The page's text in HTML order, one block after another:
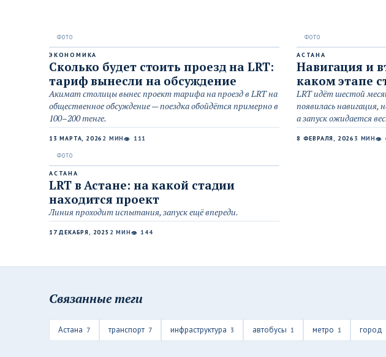
ЭКОНОМИКА
Сколько будет стоить проезд на LRT:
тариф вынесли на обсуждение
Акимат столицы вынес проект тарифа на проезд в LRT на
общественное обсуждение — поездка обойдётся примерно в
100–200 тенге.
13 МАРТА, 2026 2 МИН👁 111
АСТАНА
Навигация и
каком этапе
LRT идёт шестой
появилась навигация,
а запуск ожидается
8 ФЕВРАЛЯ, 2026 3 МИН👁
АСТАНА
LRT в Астане: на какой стадии
находится проект
Линия проходит испытания, запуск ещё впереди.
17 ДЕКАБРЯ, 2025 2 МИН👁 144
Связанные теги
Астана 7 транспорт 7 инфраструктура 3 автобусы 1 метро 1 город